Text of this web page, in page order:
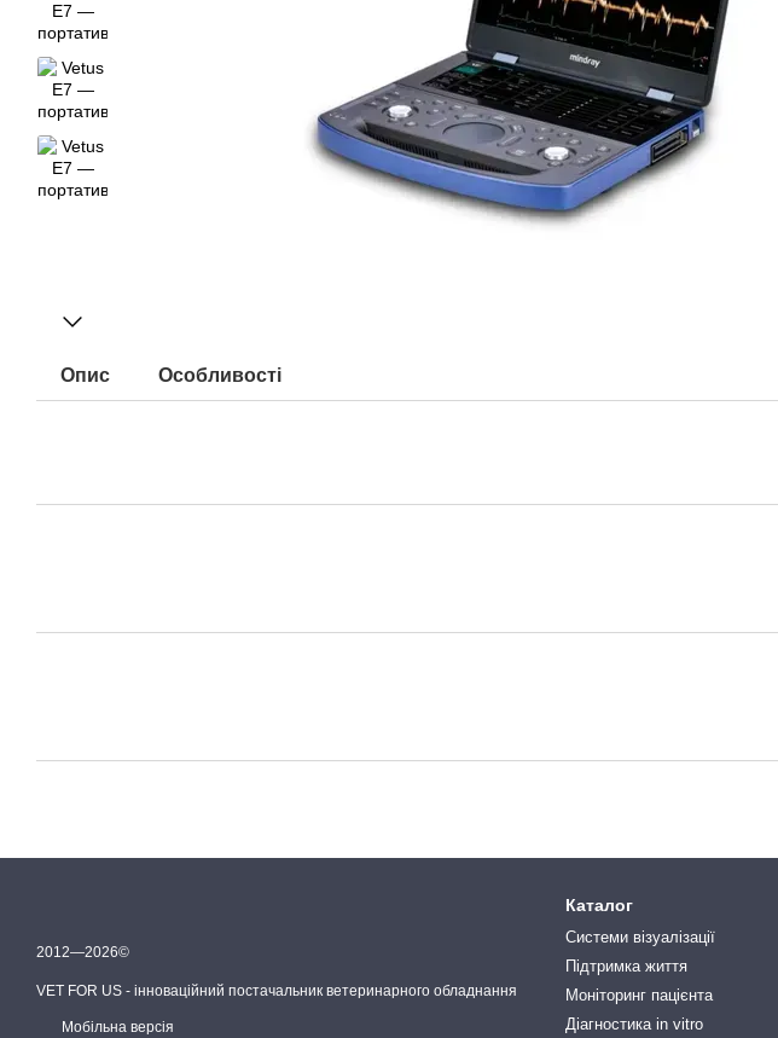
Опис Особливості
2012—2026©
VET FOR US - інноваційний постачальник ветеринарного обладнання
Мобільна версія
Каталог
Системи візуалізації
Підтримка життя
Моніторинг пацієнта
Діагностика in vitro